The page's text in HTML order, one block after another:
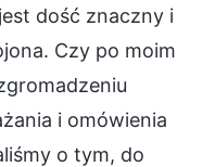
dość znaczny i
Czy po moim
i omówienia
o tym, do